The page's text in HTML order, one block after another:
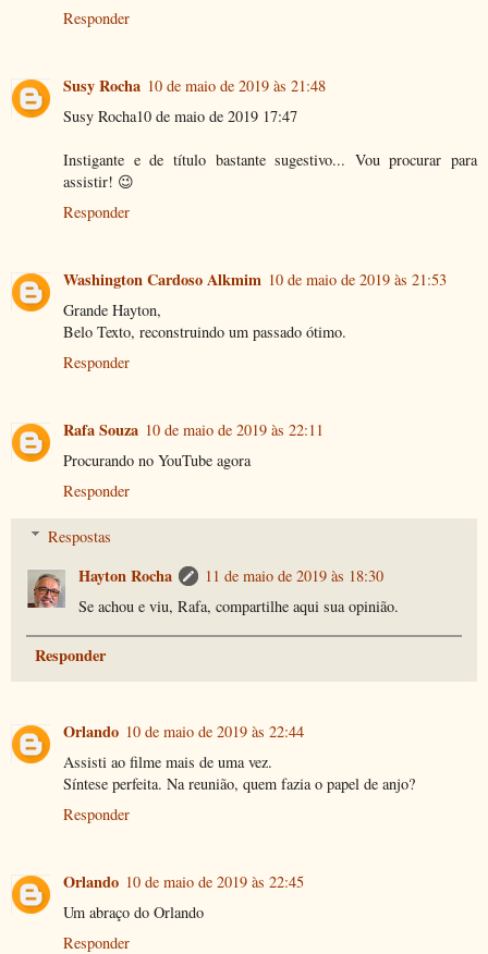
Responder
Susy Rocha 10 de maio de 2019 às 21:48
Susy Rocha10 de maio de 2019 17:47
Instigante e de título bastante sugestivo... Vou procurar para
assistir! 😉
Responder
Washington Cardoso Alkmim 10 de maio de 2019 às 21:53
Grande Hayton,
Belo Texto, reconstruindo um passado ótimo.
Responder
Rafa Souza 10 de maio de 2019 às 22:11
Procurando no YouTube agora
Responder
Respostas
Hayton Rocha
11 de maio de 2019 às 18:30
Se achou e viu, Rafa, compartilhe aqui sua opinião.
Responder
Orlando 10 de maio de 2019 às 22:44
Assisti ao filme mais de uma vez.
Síntese perfeita. Na reunião, quem fazia o papel de anjo?
Responder
Orlando 10 de maio de 2019 às 22:45
Um abraço do Orlando
Responder